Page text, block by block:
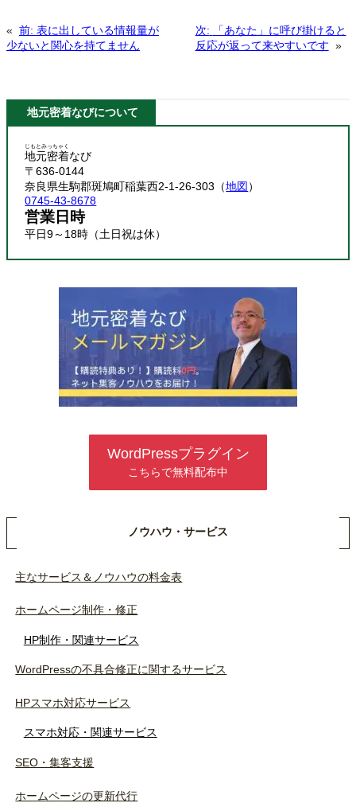
« 前: 表に出している情報量が
少ないと関心を持てません
次:
「あなた」に呼び掛けると
反応が返って来やすいです »
地元密着なびについて
地元密着
じもとみっちゃく
なび
〒636-0144
奈良県生駒郡斑鳩町稲葉西2-1-26-303（地図 ）
0745-43-8678
営業日時
平日9～18時（土日祝は休）
WordPressプラグイン
こちらで無料配布中
ノウハウ・サービス
主なサービス＆ノウハウの料金表
ホームページ制作・修正
HP制作・関連サービス
WordPressの不具合修正に関するサービス
HPスマホ対応サービス
スマホ対応・関連サービス
SEO・集客支援
ホームページの更新代行